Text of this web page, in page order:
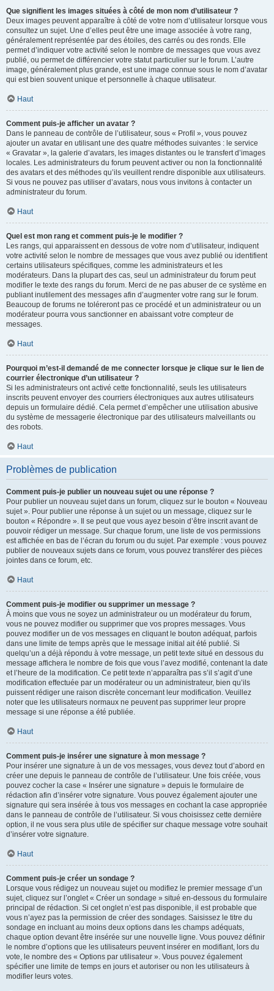
Que signifient les images situées à côté de mon nom d’utilisateur ?
Deux images peuvent apparaître à côté de votre nom d’utilisateur lorsque vous
consultez un sujet. Une d’elles peut être une image associée à votre rang,
généralement représentée par des étoiles, des carrés ou des ronds. Elle
permet d’indiquer votre activité selon le nombre de messages que vous avez
publié, ou permet de différencier votre statut particulier sur le forum. L’autre
image, généralement plus grande, est une image connue sous le nom d’avatar
qui est bien souvent unique et personnelle à chaque utilisateur.
Haut
Comment puis-je afficher un avatar ?
Dans le panneau de contrôle de l’utilisateur, sous « Profil », vous pouvez
ajouter un avatar en utilisant une des quatre méthodes suivantes : le service
« Gravatar », la galerie d’avatars, les images distantes ou le transfert d’images
locales. Les administrateurs du forum peuvent activer ou non la fonctionnalité
des avatars et des méthodes qu’ils veuillent rendre disponible aux utilisateurs.
Si vous ne pouvez pas utiliser d’avatars, nous vous invitons à contacter un
administrateur du forum.
Haut
Quel est mon rang et comment puis-je le modifier ?
Les rangs, qui apparaissent en dessous de votre nom d’utilisateur, indiquent
votre activité selon le nombre de messages que vous avez publié ou identifient
certains utilisateurs spécifiques, comme les administrateurs et les
modérateurs. Dans la plupart des cas, seul un administrateur du forum peut
modifier le texte des rangs du forum. Merci de ne pas abuser de ce système en
publiant inutilement des messages afin d’augmenter votre rang sur le forum.
Beaucoup de forums ne toléreront pas ce procédé et un administrateur ou un
modérateur pourra vous sanctionner en abaissant votre compteur de
messages.
Haut
Pourquoi m’est-il demandé de me connecter lorsque je clique sur le lien de
courrier électronique d’un utilisateur ?
Si les administrateurs ont activé cette fonctionnalité, seuls les utilisateurs
inscrits peuvent envoyer des courriers électroniques aux autres utilisateurs
depuis un formulaire dédié. Cela permet d’empêcher une utilisation abusive
du système de messagerie électronique par des utilisateurs malveillants ou
des robots.
Haut
Problèmes de publication
Comment puis-je publier un nouveau sujet ou une réponse ?
Pour publier un nouveau sujet dans un forum, cliquez sur le bouton « Nouveau
sujet ». Pour publier une réponse à un sujet ou un message, cliquez sur le
bouton « Répondre ». Il se peut que vous ayez besoin d’être inscrit avant de
pouvoir rédiger un message. Sur chaque forum, une liste de vos permissions
est affichée en bas de l’écran du forum ou du sujet. Par exemple : vous pouvez
publier de nouveaux sujets dans ce forum, vous pouvez transférer des pièces
jointes dans ce forum, etc.
Haut
Comment puis-je modifier ou supprimer un message ?
À moins que vous ne soyez un administrateur ou un modérateur du forum,
vous ne pouvez modifier ou supprimer que vos propres messages. Vous
pouvez modifier un de vos messages en cliquant le bouton adéquat, parfois
dans une limite de temps après que le message initial ait été publié. Si
quelqu’un a déjà répondu à votre message, un petit texte situé en dessous du
message affichera le nombre de fois que vous l’avez modifié, contenant la date
et l’heure de la modification. Ce petit texte n’apparaîtra pas s’il s’agit d’une
modification effectuée par un modérateur ou un administrateur, bien qu’ils
puissent rédiger une raison discrète concernant leur modification. Veuillez
noter que les utilisateurs normaux ne peuvent pas supprimer leur propre
message si une réponse a été publiée.
Haut
Comment puis-je insérer une signature à mon message ?
Pour insérer une signature à un de vos messages, vous devez tout d’abord en
créer une depuis le panneau de contrôle de l’utilisateur. Une fois créée, vous
pouvez cocher la case « Insérer une signature » depuis le formulaire de
rédaction afin d’insérer votre signature. Vous pouvez également ajouter une
signature qui sera insérée à tous vos messages en cochant la case appropriée
dans le panneau de contrôle de l’utilisateur. Si vous choisissez cette dernière
option, il ne vous sera plus utile de spécifier sur chaque message votre souhait
d’insérer votre signature.
Haut
Comment puis-je créer un sondage ?
Lorsque vous rédigez un nouveau sujet ou modifiez le premier message d’un
sujet, cliquez sur l’onglet « Créer un sondage » situé en-dessous du formulaire
principal de rédaction. Si cet onglet n’est pas disponible, il est probable que
vous n’ayez pas la permission de créer des sondages. Saisissez le titre du
sondage en incluant au moins deux options dans les champs adéquats,
chaque option devant être insérée sur une nouvelle ligne. Vous pouvez définir
le nombre d’options que les utilisateurs peuvent insérer en modifiant, lors du
vote, le nombre des « Options par utilisateur ». Vous pouvez également
spécifier une limite de temps en jours et autoriser ou non les utilisateurs à
modifier leurs votes.